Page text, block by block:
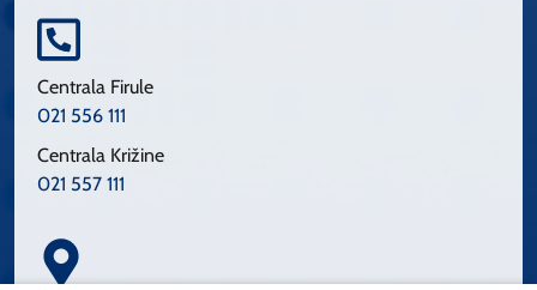
Centrala Firule
021 556 111
Centrala Križine
021 557 111